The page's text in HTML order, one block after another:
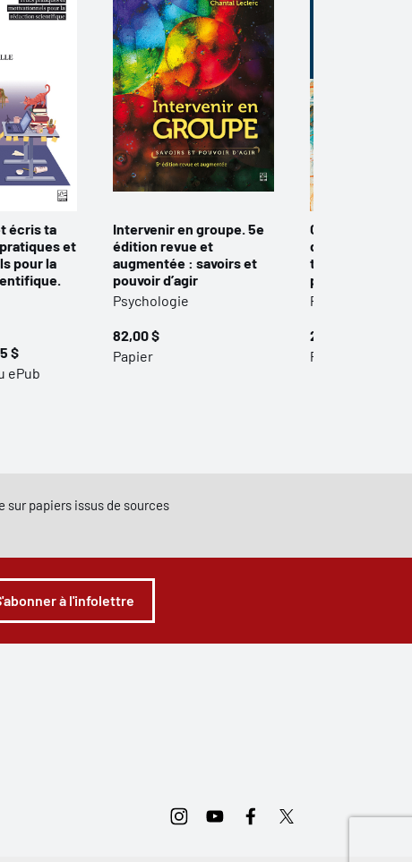
écris ta
et
pour la
$
ePub
Intervenir en groupe. 5e
édition revue et
augmentée : savoirs et
pouvoir d’agir
Psychologie
82,00 $
Papier
Crimes sexuels
délinquants et
théorie,
pratique
Psychologie
29,00 $
Papier
sur papiers issus de sources
à l'infolettre
InstagramYoutubeFacebookTwitter